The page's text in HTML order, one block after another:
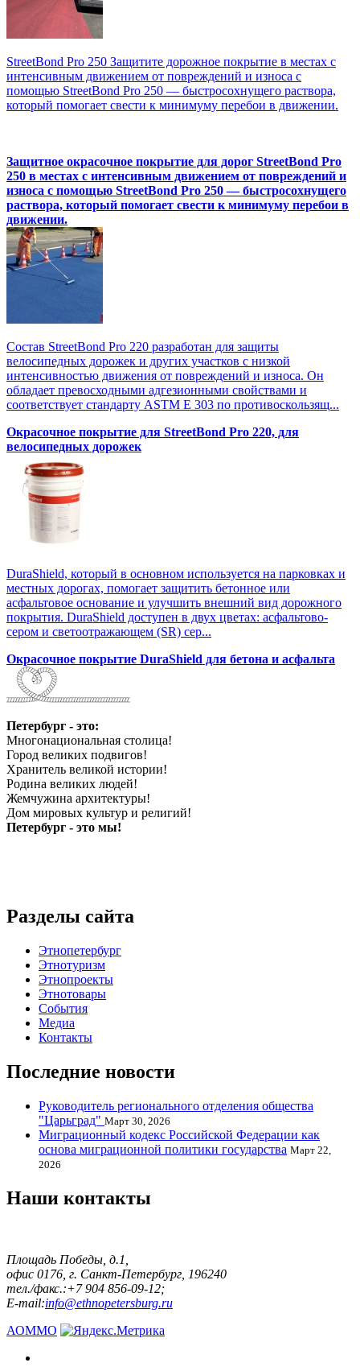
StreetBond Pro 250 Защитите дорожное покрытие в местах с
интенсивным движением от повреждений и износа с
помощью StreetBond Pro 250 — быстросохнущего раствора,
который помогает свести к минимуму перебои в движении.
Защитное окрасочное покрытие для дорог StreetBond Pro
250 в местах с интенсивным движением от повреждений и
износа с помощью StreetBond Pro 250 — быстросохнущего
раствора, который помогает свести к минимуму перебои в
движении.
Состав StreetBond Pro 220 разработан для защиты
велосипедных дорожек и других участков с низкой
интенсивностью движения от повреждений и износа. Он
обладает превосходными адгезионными свойствами и
соответствует стандарту ASTM E 303 по противоскользящ...
Окрасочное покрытие для StreetBond Pro 220, для
велосипедных дорожек
DuraShield, который в основном используется на парковках и
местных дорогах, помогает защитить бетонное или
асфальтовое основание и улучшить внешний вид дорожного
покрытия. DuraShield доступен в двух цветах: асфальтово-
сером и светоотражающем (SR) сер...
Окрасочное покрытие DuraShield для бетона и асфальта
Петербург - это:
Многонациональная столица!
Город великих подвигов!
Хранитель великой истории!
Родина великих людей!
Жемчужина архитектуры!
Дом мировых культур и религий!
Петербург - это мы!
Разделы сайта
Этнопетербург
Этнотуризм
Этнопроекты
Этнотовары
События
Медиа
Контакты
Последние новости
Руководитель регионального отделения общества
"Царьград" Март 30, 2026
Миграционный кодекс Российской Федерации как
основа миграционной политики государства Март 22,
2026
Наши контакты
Площадь Победы, д.1,
офис 0176, г. Санкт-Петербург, 196240
тел./факс.:+7 904 856-09-12;
E-mail:info@ethnopetersburg.ru
АОММО